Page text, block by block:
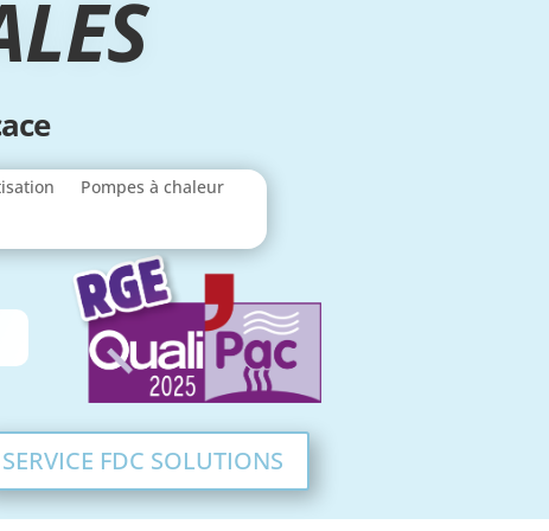
Pompes à chaleur
SERVICE FDC SOLUTIONS